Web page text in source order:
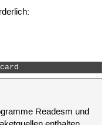
Readesm und